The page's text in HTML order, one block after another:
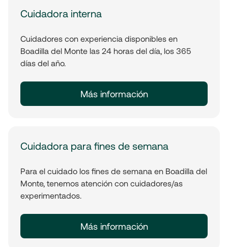
Cuidadora interna
Cuidadores con experiencia disponibles en
Boadilla del Monte las 24 horas del día, los 365
días del año.
Más información
Cuidadora para fines de semana
Para el cuidado los fines de semana en Boadilla del
Monte, tenemos atención con cuidadores/as
experimentados.
Más información